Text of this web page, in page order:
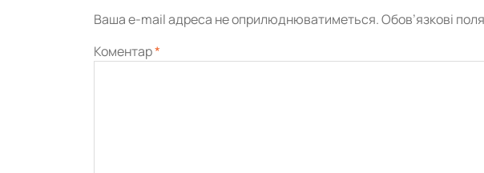
Ваша e-mail адреса не оприлюднюватиметься.Обов’язкові
Коментар*